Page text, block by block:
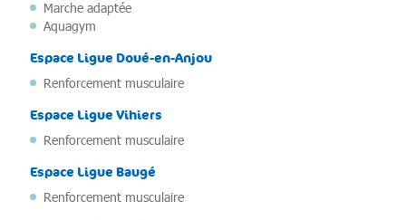
Marche adaptée
Aquagym
Espace Ligue Doué-en-Anjou
Renforcement musculaire
Espace Ligue Vihiers
Renforcement musculaire
Espace Ligue Baugé
Renforcement musculaire